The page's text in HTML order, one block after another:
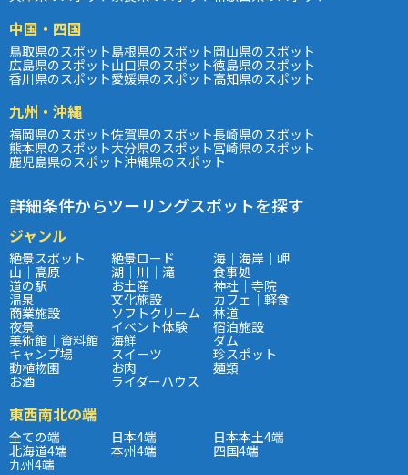
中国・四国
鳥取県のスポット島根県のスポット岡山県のスポット
広島県のスポット山口県のスポット徳島県のスポット
香川県のスポット愛媛県のスポット高知県のスポット
九州・沖縄
福岡県のスポット佐賀県のスポット長崎県のスポット
熊本県のスポット大分県のスポット宮崎県のスポット
鹿児島県のスポット沖縄県のスポット
詳細条件からツーリングスポットを探す
ジャンル
絶景スポット 絶景ロード 海｜海岸｜岬
山｜高原 湖｜川｜滝 食事処
道の駅 お土産 神社｜寺院
温泉 文化施設 カフェ｜軽食
商業施設 ソフトクリーム 林道
夜景 イベント体験 宿泊施設
美術館｜資料館 海鮮 ダム
キャンプ場 スイーツ 珍スポット
動植物園 お肉 麺類
お酒 ライダーハウス
東西南北の端
全ての端 日本4端 日本本土4端
北海道4端 本州4端 四国4端
九州4端